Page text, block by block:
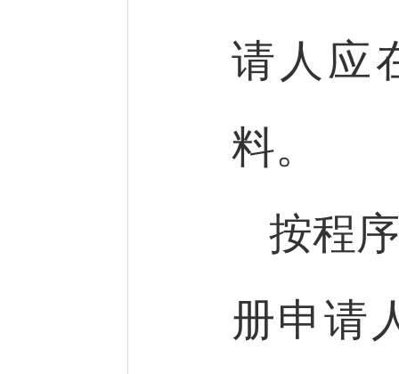
请人应
料。
按程
册申请